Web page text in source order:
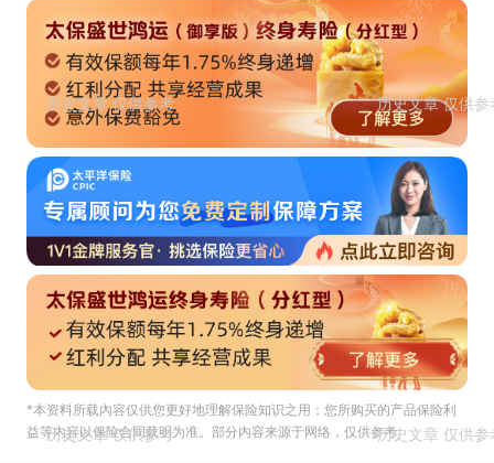
*本资料所载內容仅供您更好地理解保险知识之用；您所购买的产品保险利
益等内容以保险合同载明为准。部分内容来源于网络，仅供参考